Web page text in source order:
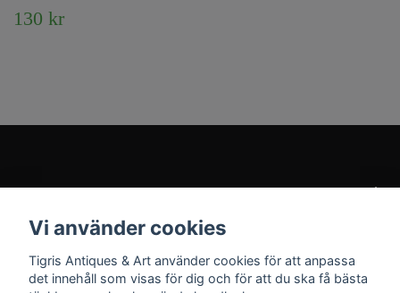
130 kr
Sociala medier
Vi använder cookies
Tigris Antiques & Art använder cookies för att anpassa
det innehåll som visas för dig och för att du ska få bästa